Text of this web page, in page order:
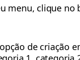
menu, clique
de criação